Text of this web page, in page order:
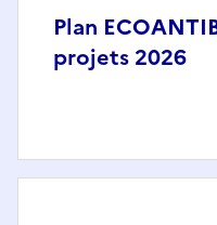
Plan
projets 2026